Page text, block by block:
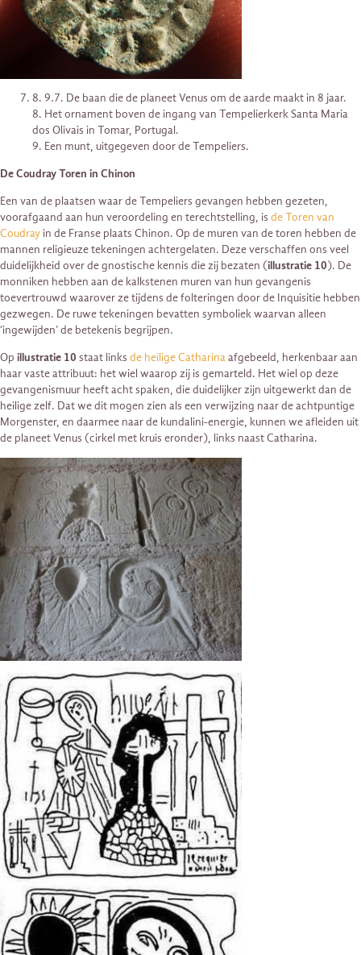
8. 9.7. De baan die de planeet Venus om de aarde maakt in 8 jaar.
8. Het ornament boven de ingang van Tempelierkerk Santa Maria
dos Olivais in Tomar, Portugal.
9. Een munt, uitgegeven door de Tempeliers.
De Coudray Toren in Chinon
Een van de plaatsen waar de Tempeliers gevangen hebben gezeten,
voorafgaand aan hun veroordeling en terechtstelling, is de Toren van
Coudray in de Franse plaats Chinon. Op de muren van de toren hebben de
mannen religieuze tekeningen achtergelaten. Deze verschaffen ons veel
duidelijkheid over de gnostische kennis die zij bezaten (illustratie 10). De
monniken hebben aan de kalkstenen muren van hun gevangenis
toevertrouwd waarover ze tijdens de folteringen door de Inquisitie hebben
gezwegen. De ruwe tekeningen bevatten symboliek waarvan alleen
‘ingewijden’ de betekenis begrijpen.
Op illustratie 10 staat links de heilige Catharinaafgebeeld, herkenbaar aan
haar vaste attribuut: het wiel waarop zij is gemarteld. Het wiel op deze
gevangenismuur heeft acht spaken, die duidelijker zijn uitgewerkt dan de
heilige zelf. Dat we dit mogen zien als een verwijzing naar de achtpuntige
Morgenster, en daarmee naar de kundalini-energie, kunnen we afleiden uit
de planeet Venus (cirkel met kruis eronder), links naast Catharina.